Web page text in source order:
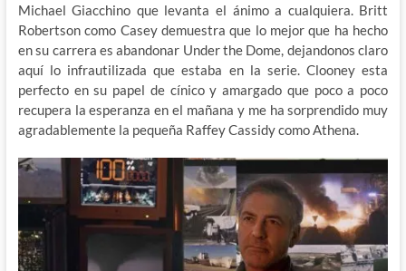
Michael Giacchino que levanta el ánimo a cualquiera. Britt
Robertson como Casey demuestra que lo mejor que ha hecho
en su carrera es abandonar Under the Dome, dejandonos claro
aquí lo infrautilizada que estaba en la serie. Clooney esta
perfecto en su papel de cínico y amargado que poco a poco
recupera la esperanza en el mañana y me ha sorprendido muy
agradablemente la pequeña Raffey Cassidy como Athena.